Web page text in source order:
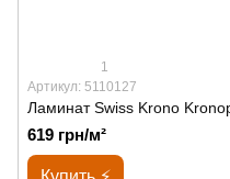
1
Артикул: 5110127
Ламинат Swiss Krono
619 грн/м²